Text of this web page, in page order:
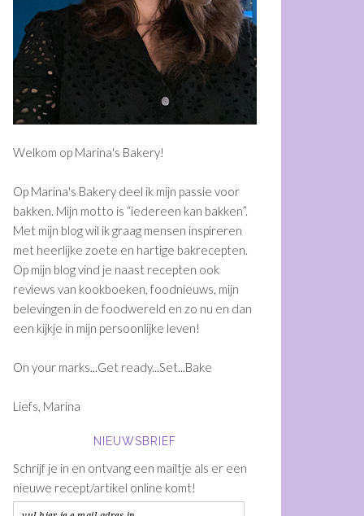
Welkom op Marina's Bakery!
Op Marina's Bakery deel ik mijn passie voor
bakken. Mijn motto is “iedereen kan bakken”.
Met mijn blog wil ik graag mensen inspireren
met heerlijke zoete en hartige bakrecepten.
Op mijn blog vind je naast recepten ook
reviews van kookboeken, foodnieuws, mijn
belevingen in de foodwereld en zo nu en dan
een kijkje in mijn persoonlijke leven!
On your marks...Get ready...Set...Bake
Liefs, Marina
NIEUWSBRIEF
Schrijf je in en ontvang een mailtje als er een
nieuwe recept/artikel online komt!
vul